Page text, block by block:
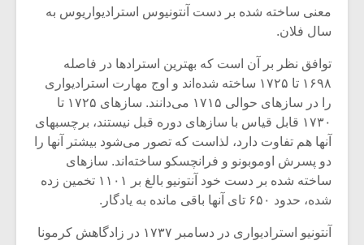
معنی ساخته شده بر دست آنتونیوس استرادیواریوس به
سال فلان.
توافق نظر بر آن است که بهترین استرادها در فاصله
۱۶۹۸ تا ۱۷۲۵ ساخته شده‌اند و اوج مهارت استرادیواری
را در سازهای حوالی ۱۷۱۵ می‌دانند. سازهای ۱۷۲۵ تا
۱۷۳۰ قابل قیاس با سازهای دوره قبل نیستند، برچسبهای
آنها هم تفاوت دارد، لذاست که تصور می‌شود بیشتر آنها را
دو پسرش اوموبونو و فرانچسکو ساخته‌اند. سازهای
ساخته شده بر دست خود آنتونیو بالغ بر ۱۱۰۱ تخمین زده
شده، حدود ۶۵۰ تای آنها باقی مانده به یادگار.
آنتونیو استرادیواری در دسامبر ۱۷۳۷ در زادگاهش کرمونا
یادداشتی بر موسیقی
اگر نمی توانی
مشهورترین باشی،
بدنام ترین باش
دوره